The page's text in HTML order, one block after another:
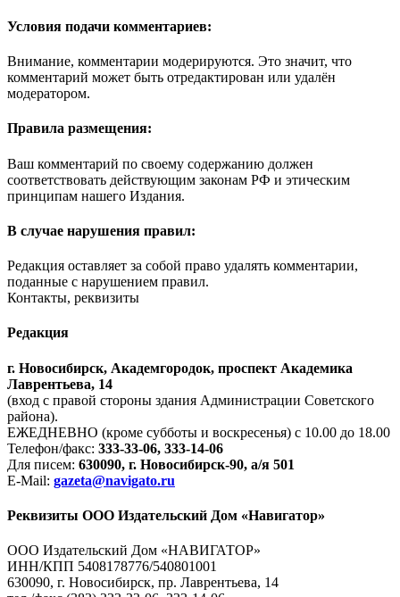
Условия подачи комментариев:
Внимание, комментарии модерируются. Это значит, что
комментарий может быть отредактирован или удалён
модератором.
Правила размещения:
Ваш комментарий по своему содержанию должен
соответствовать действующим законам РФ и этическим
принципам нашего Издания.
В случае нарушения правил:
Редакция оставляет за собой право удалять комментарии,
поданные с нарушением правил.
Контакты, реквизиты
Редакция
г. Новосибирск, Академгородок, проспект Академика
Лаврентьева, 14
(вход с правой стороны здания Администрации Советского
района).
ЕЖЕДНЕВНО (кроме субботы и воскресенья) с 10.00 до 18.00
Телефон/факс: 333-33-06, 333-14-06
Для писем: 630090, г. Новосибирск-90, а/я 501
E-Mail: gazeta@navigato.ru
Реквизиты ООО Издательский Дом «Навигатор»
ООО Издательский Дом «НАВИГАТОР»
ИНН/КПП 5408178776/540801001
630090, г. Новосибирск, пр. Лаврентьева, 14